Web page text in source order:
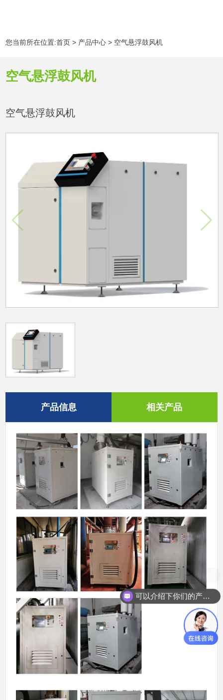
您当前所在位置:首页 > 产品中心 > 空气悬浮鼓风机
空气悬浮鼓风机
空气悬浮鼓风机
产品信息 相关产品
可以介绍下你们的产品么？